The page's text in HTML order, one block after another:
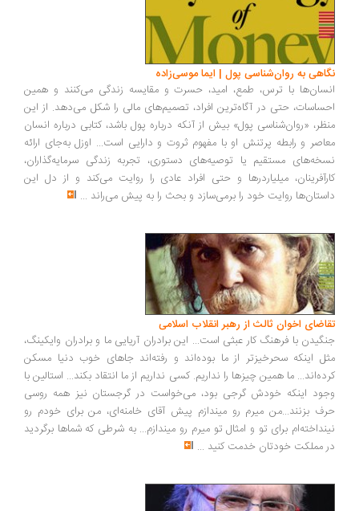
به روان‌شناسی پول | ایما موسی‌زاده
با ترس، طمع، امید، حسرت و مقایسه زندگی می‌کنند و همین
حتی در آگاه‌ترین افراد، تصمیم‌های مالی را شکل می‌دهد. از این
«روان‌شناسی پول» بیش از آنکه درباره پول باشد، کتابی درباره انسان
و رابطه پرتنش او با مفهوم ثروت و دارایی است... اوزل به‌جای ارائه
مستقیم یا توصیه‌های دستوری، تجربه زندگی سرمایه‌گذاران،
میلیاردرها و حتی افراد عادی را روایت می‌کند و از دل این
روایت خود را برمی‌سازد و بحث را به پیش می‌راند...
اخوان ثالث از رهبر انقلاب اسلامی
با فرهنگ کار عبثی است... این برادران آریایی ما و برادران وایکینگ،
اینکه سحرخیزتر از ما بوده‌اند و رفته‌اند جاهای خوب دنیا مسکن
ما همین چیزها را نداریم. کسی نداریم از ما انتقاد بکند... استالین با
اینکه خودش گرجی بود، می‌خواست در گرجستان نیز همه روسی
بزنند...من میرم رو میندازم پیش آقای خامنه‌ای، من برای خودم رو
برای تو و امثال تو میرم رو میندازم... به شرطی که شماها برگردید
مملکت خودتان خدمت کنید...